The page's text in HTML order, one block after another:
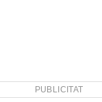
PUBLICITAT